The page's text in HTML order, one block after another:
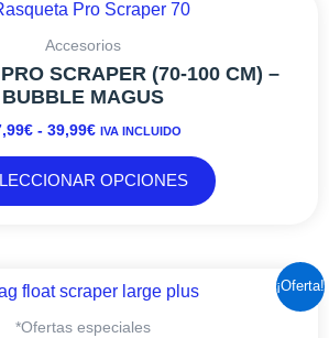
Accesorios
SCRAPER (70-100 CM) –
BUBBLE MAGUS
€ - 39,99€
DE
PRECIOS:
DESDE
37,99€
39,99€
IVA INCLUIDO
OPCIONES
múltiples
pueden
¡Oferta!
*Ofertas especiales
PRECIO
ORIGINAL
PRECIO
ACTUAL